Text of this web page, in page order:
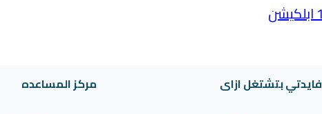
10 ابلكيشن
فايدتي بتشتغل ازاى
مركز المساعده